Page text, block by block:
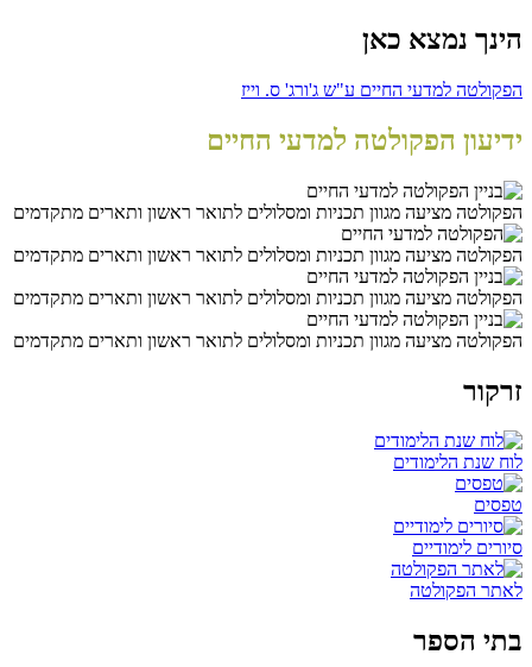
הינך נמצא כאן
הפקולטה למדעי החיים ע"ש ג'ורג' ס. וייז
ידיעון הפקולטה למדעי החיים
הפקולטה מציעה מגוון תכניות ומסלולים לתואר ראשון ותארים מתקדמים
הפקולטה מציעה מגוון תכניות ומסלולים לתואר ראשון ותארים מתקדמים
הפקולטה מציעה מגוון תכניות ומסלולים לתואר ראשון ותארים מתקדמים
הפקולטה מציעה מגוון תכניות ומסלולים לתואר ראשון ותארים מתקדמים
זרקור
לוח שנת הלימודים
טפסים
סיורים לימודיים
לאתר הפקולטה
בתי הספר